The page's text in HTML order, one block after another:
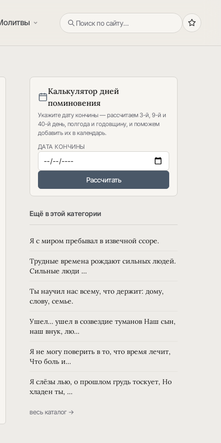
Калькулятор дней
поминовения
Укажите дату кончины — рассчитаем 3-й, 9-й и
40-й день, полгода и годовщину, и поможем
добавить их в календарь.
ДАТА КОНЧИНЫ
Рассчитать
Ещё в этой категории
Я с миром пребывал в извечной ссоре.
Трудные времена рождают сильных людей.
Сильные люди …
Ты научил нас всему, что держит: дому,
слову, семье.
Ушел… ушел в созвездие туманов Наш сын,
наш внук, лю…
Я не могу поверить в то, что время лечит,
Что боль и…
Я слёзы лью, о прошлом грудь тоскует, Но
хладен ты, …
весь каталог →